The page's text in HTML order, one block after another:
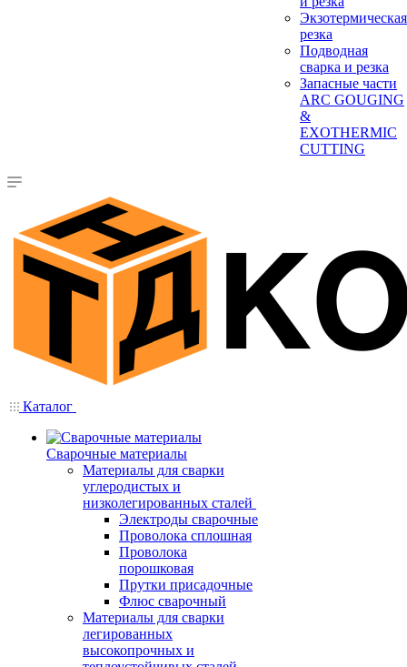
Экзотермическая
резка
Подводная
сварка и резка
Запасные части
ARC GOUGING
&
EXOTHERMIC
CUTTING
Каталог
Сварочные материалы
Материалы для сварки
углеродистых и
низколегированных сталей
Электроды сварочные
Проволока сплошная
Проволока
порошковая
Прутки присадочные
Флюс сварочный
Материалы для сварки
легированных
высокопрочных и